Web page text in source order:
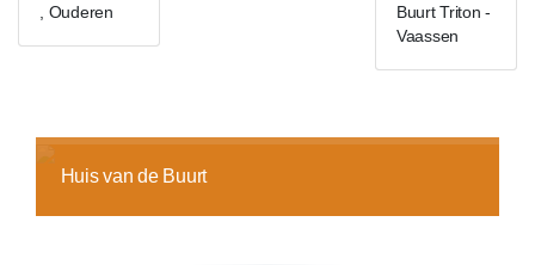
, Ouderen
Buurt Triton -
Vaassen
Huis van de Buurt